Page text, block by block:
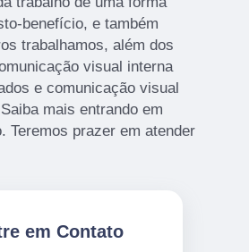
benefício, e também
trabalhamos, além dos
visual interna
e comunicação visual
mais entrando em
Teremos prazer em atender
em Contato